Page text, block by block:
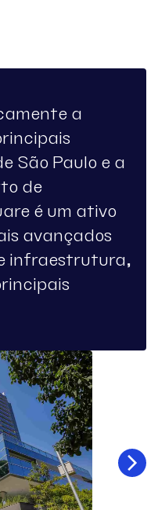
a
São Paulo e a
de
é um ativo
avançados
infraestrutura,